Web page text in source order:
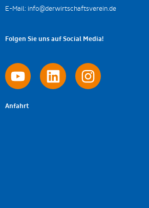
E-Mail: info@derwirtschaftsverein.de
Folgen Sie uns auf Social Media!
Anfahrt